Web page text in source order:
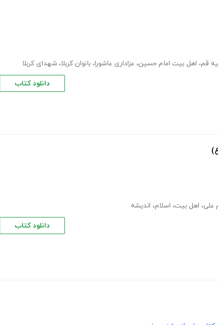
قم، اهل بیت امام حسین، عزاداری عاشورا، بانوان کربلا، شهدای کربلا
دانلود کتاب
علی، اهل بیت، اسلام، اندیشه
دانلود کتاب